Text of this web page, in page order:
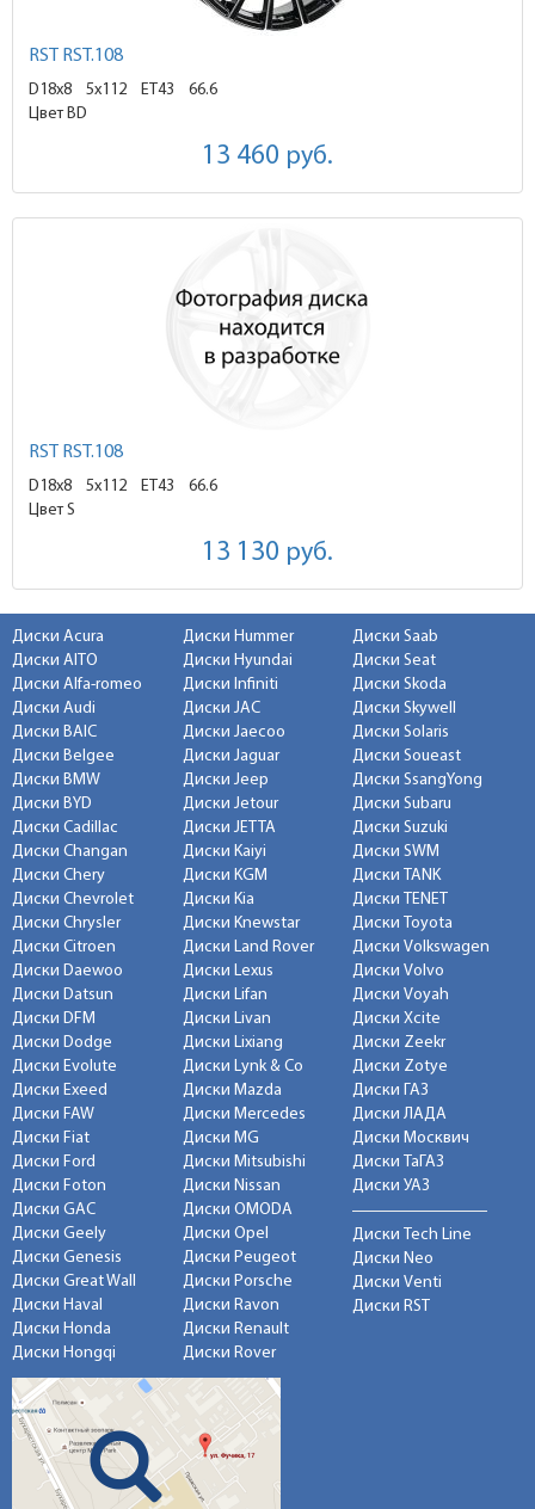
RST RST.108
D18x8 5x112 ET43
66.6
Цвет BD
13 460 руб.
RST RST.108
D18x8 5x112 ET43
66.6
Цвет S
13 130 руб.
Диски Acura
Диски AITO
Диски Alfa-romeo
Диски Audi
Диски BAIC
Диски Belgee
Диски BMW
Диски BYD
Диски Cadillac
Диски Changan
Диски Chery
Диски Chevrolet
Диски Chrysler
Диски Citroen
Диски Daewoo
Диски Datsun
Диски DFM
Диски Dodge
Диски Evolute
Диски Exeed
Диски FAW
Диски Fiat
Диски Ford
Диски Foton
Диски GAC
Диски Geely
Диски Genesis
Диски Great Wall
Диски Haval
Диски Honda
Диски Hongqi
Диски Hummer
Диски Hyundai
Диски Infiniti
Диски JAC
Диски Jaecoo
Диски Jaguar
Диски Jeep
Диски Jetour
Диски JETTA
Диски Kaiyi
Диски KGM
Диски Kia
Диски Knewstar
Диски Land Rover
Диски Lexus
Диски Lifan
Диски Livan
Диски Lixiang
Диски Lynk & Co
Диски Mazda
Диски Mercedes
Диски MG
Диски Mitsubishi
Диски Nissan
Диски OMODA
Диски Opel
Диски Peugeot
Диски Porsche
Диски Ravon
Диски Renault
Диски Rover
Диски Saab
Диски Seat
Диски Skoda
Диски Skywell
Диски Solaris
Диски Soueast
Диски SsangYong
Диски Subaru
Диски Suzuki
Диски SWM
Диски TANK
Диски TENET
Диски Toyota
Диски Volkswagen
Диски Volvo
Диски Voyah
Диски Xcite
Диски Zeekr
Диски Zotye
Диски ГАЗ
Диски ЛАДА
Диски Москвич
Диски ТаГАЗ
Диски УАЗ
Диски Tech Line
Диски Neo
Диски Venti
Диски RST